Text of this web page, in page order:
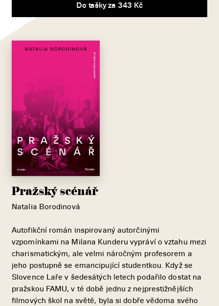
Do tašky za 343 Kč
Pražský scénář
Natalia Borodinová
Autofikční román inspirovaný autorčinými
vzpomínkami na Milana Kunderu vypráví o vztahu mezi
charismatickým, ale velmi náročným profesorem a
jeho postupně se emancipující studentkou. Když se
Slovence Laře v šedesátých letech podařilo dostat na
pražskou FAMU, v té době jednu z nejprestižnějších
filmových škol na světě, byla si dobře vědoma svého